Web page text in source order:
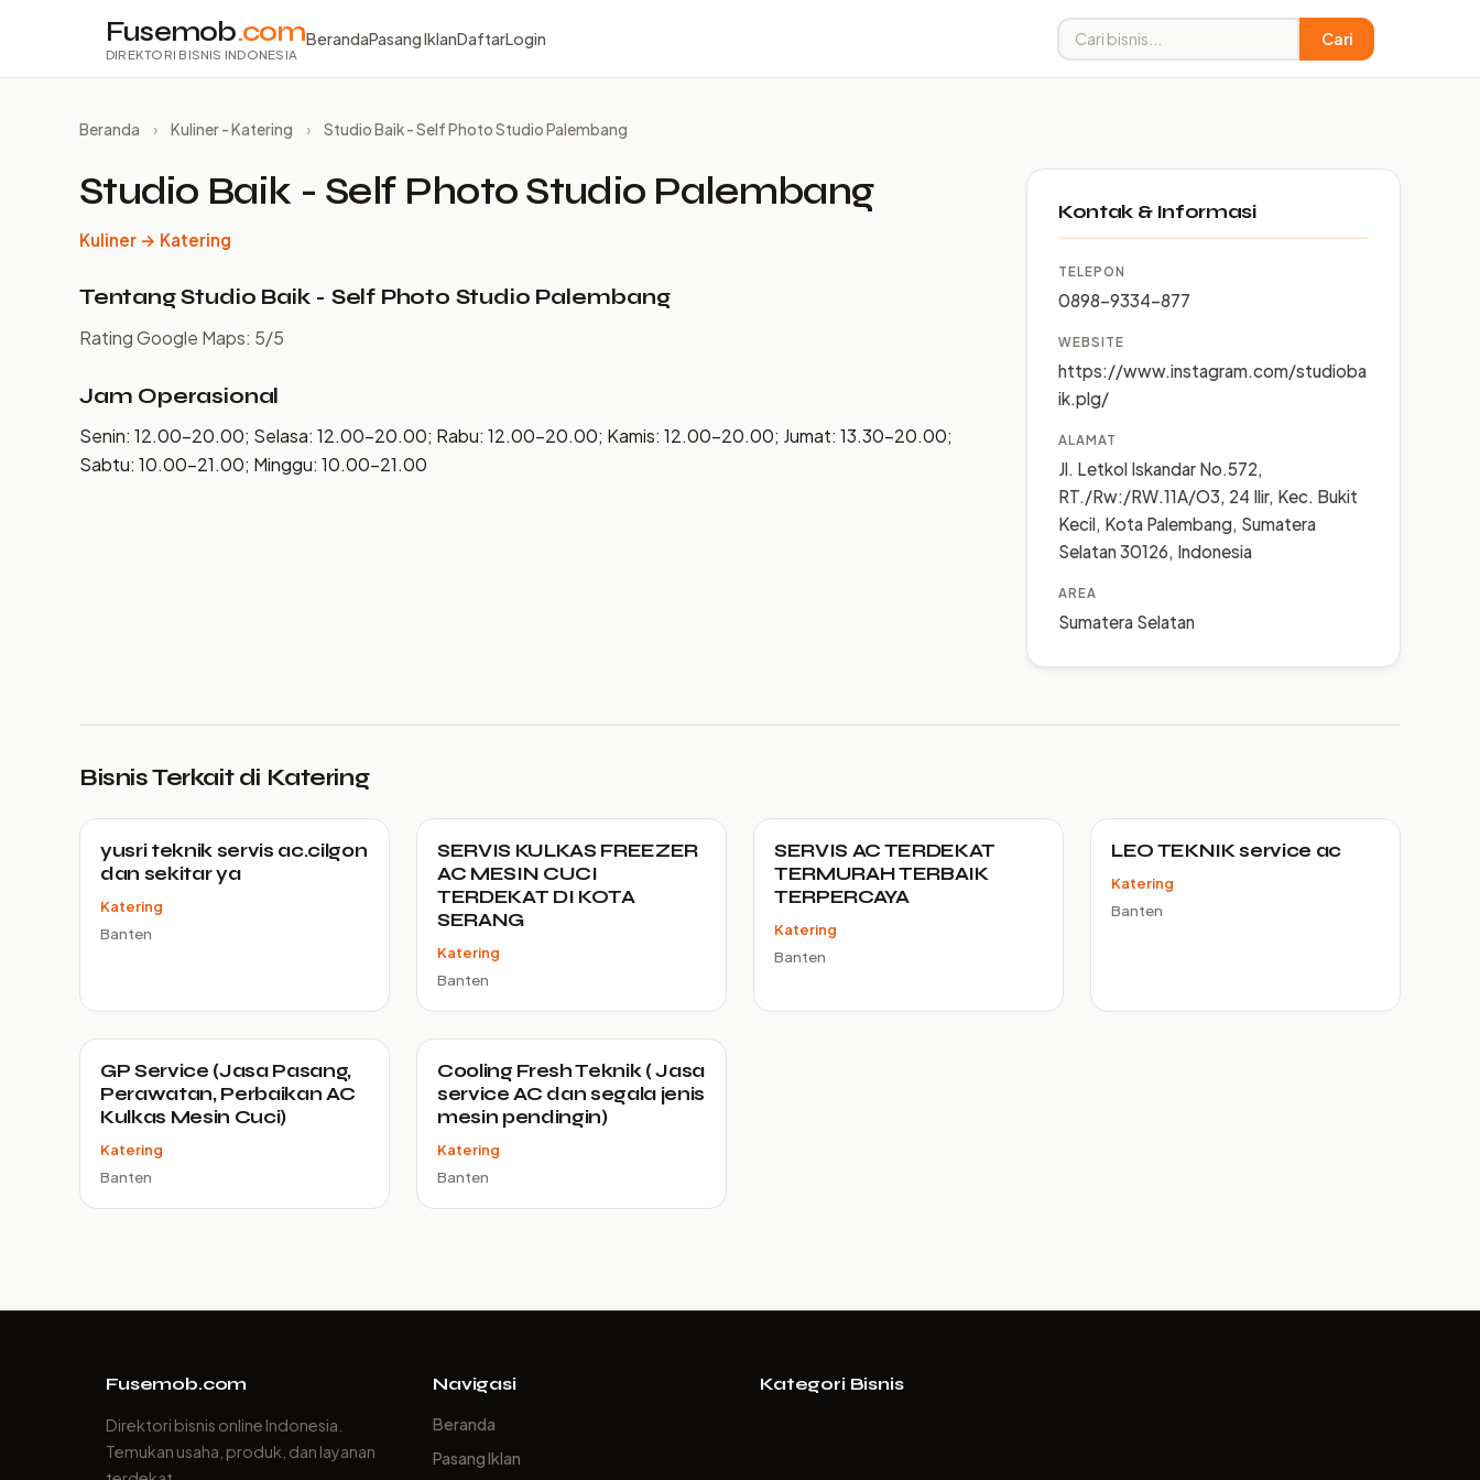
Fusemob.com
DIREKTORI BISNIS INDONESIA
BerandaPasang IklanDaftarLogin Cari
Beranda › Kuliner - Katering › Studio Baik - Self Photo Studio Palembang
Studio Baik - Self Photo Studio Palembang
Kuliner → Katering
Tentang Studio Baik - Self Photo Studio Palembang
Rating Google Maps: 5/5
Jam Operasional
Senin: 12.00–20.00; Selasa: 12.00–20.00; Rabu: 12.00–20.00; Kamis: 12.00–20.00; Jumat: 13.30–20.00;
Sabtu: 10.00–21.00; Minggu: 10.00–21.00
Kontak & Informasi
TELEPON
0898-9334-877
WEBSITE
https://www.instagram.com/studioba
ik.plg/
ALAMAT
Jl. Letkol Iskandar No.572,
RT./Rw:/RW.11A/O3, 24 Ilir, Kec. Bukit
Kecil, Kota Palembang, Sumatera
Selatan 30126, Indonesia
AREA
Sumatera Selatan
Bisnis Terkait di Katering
yusri teknik servis ac.cilgon
dan sekitar ya
Katering
Banten
SERVIS KULKAS FREEZER
AC MESIN CUCI
TERDEKAT DI KOTA
SERANG
Katering
Banten
SERVIS AC TERDEKAT
TERMURAH TERBAIK
TERPERCAYA
Katering
Banten
LEO TEKNIK service ac
Katering
Banten
GP Service (Jasa Pasang,
Perawatan, Perbaikan AC
Kulkas Mesin Cuci)
Katering
Banten
Cooling Fresh Teknik ( Jasa
service AC dan segala jenis
mesin pendingin)
Katering
Banten
Fusemob.com
Direktori bisnis online Indonesia.
Temukan usaha, produk, dan layanan
Navigasi
Beranda
Pasang Iklan
Kategori Bisnis